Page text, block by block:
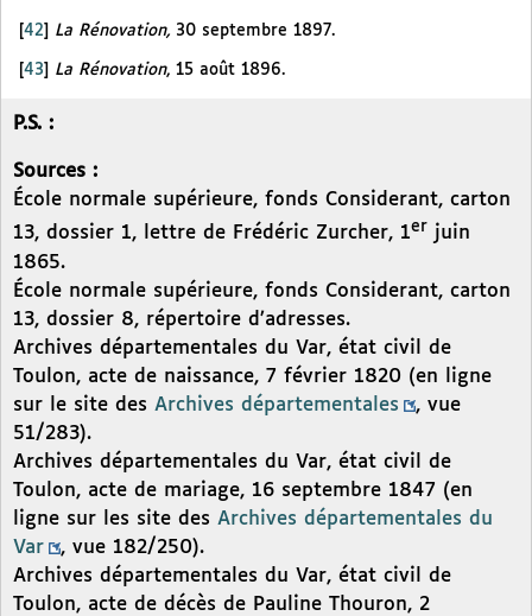
[42] La Rénovation, 30 septembre 1897.
43 La Rénovation, 15 août 1896.
P.S. :
Sources :
École normale supérieure, fonds Considerant, carton
13, dossier 1, lettre de Frédéric Zurcher, 1er juin
1865.
École normale supérieure, fonds Considerant, carton
13, dossier 8, répertoire d’adresses.
Archives départementales du Var, état civil de
Toulon, acte de naissance, 7 février 1820 (en ligne
sur le site des Archives départementales
, vue
51/283).
Archives départementales du Var, état civil de
Toulon, acte de mariage, 16 septembre 1847 (en
ligne sur les site des Archives départementales du
Var
, vue 182/250).
Archives départementales du Var, état civil de
Toulon, acte de décès de Pauline Thouron, 2